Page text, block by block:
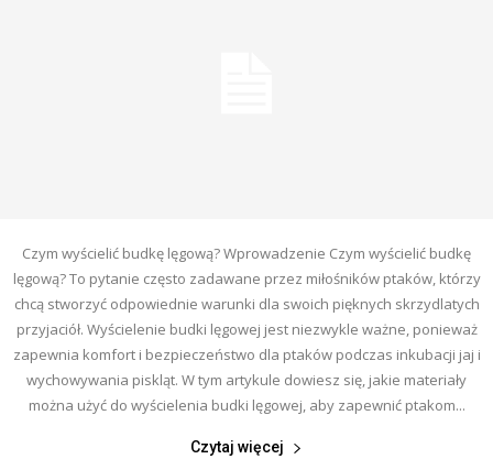
Czym wyścielić budkę lęgową? Wprowadzenie Czym wyścielić budkę
lęgową? To pytanie często zadawane przez miłośników ptaków, którzy
chcą stworzyć odpowiednie warunki dla swoich pięknych skrzydlatych
przyjaciół. Wyścielenie budki lęgowej jest niezwykle ważne, ponieważ
zapewnia komfort i bezpieczeństwo dla ptaków podczas inkubacji jaj i
wychowywania piskląt. W tym artykule dowiesz się, jakie materiały
można użyć do wyścielenia budki lęgowej, aby zapewnić ptakom...
Czytaj więcej